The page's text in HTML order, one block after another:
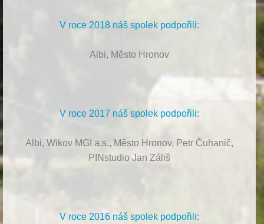
V roce 2018 náš spolek podpořili:
Albi, Město Hronov
V roce 2017 náš spolek podpořili:
Albi, Wikov MGI a.s., Město Hronov, Petr Čuhanič,
PINstudio Jan Záliš
V roce 2016 náš spolek podpořili: